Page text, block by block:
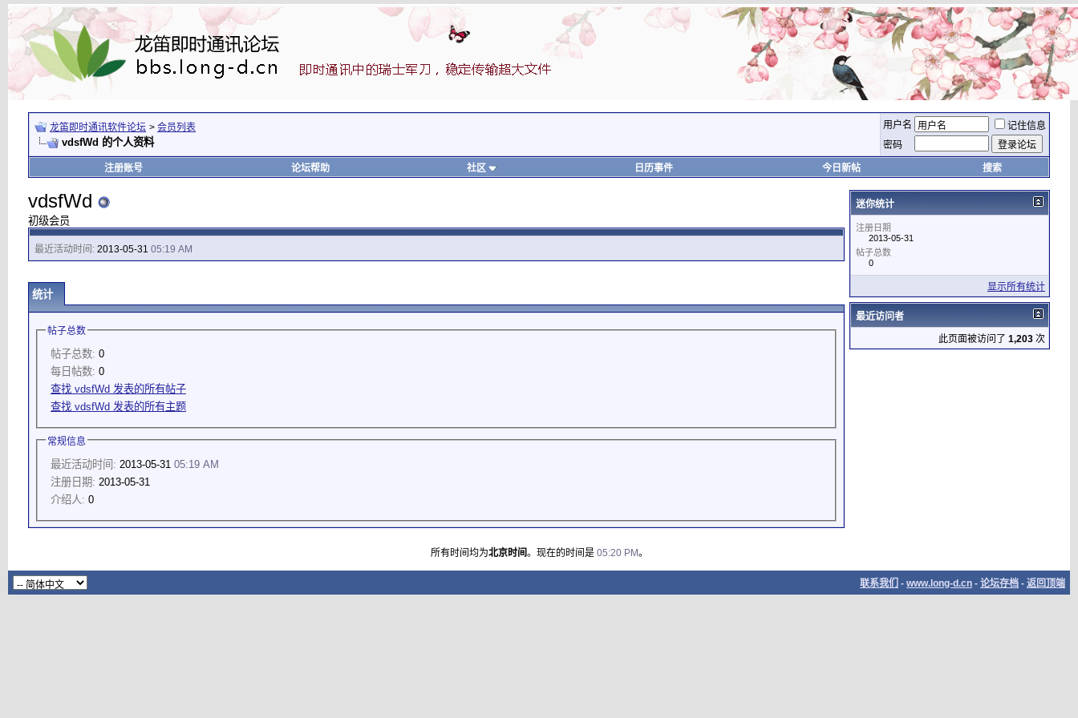
龙笛即时通讯软件论坛 > 会员列表
vdsfWd 的个人资料
用户名
记住信息
密码
注册账号 论坛帮助 社区 日历事件 今日新帖 搜索
vdsfWd
初级会员
最近活动时间: 2013-05-31 05:19 AM
统计
帖子总数
帖子总数: 0
每日帖数: 0
查找 vdsfWd 发表的所有帖子
查找 vdsfWd 发表的所有主题
常规信息
最近活动时间: 2013-05-31 05:19 AM
注册日期: 2013-05-31
介绍人: 0
迷你统计
注册日期
2013-05-31
帖子总数
0
显示所有统计
最近访问者
此页面被访问了 1,203 次
所有时间均为北京时间。现在的时间是 05:20 PM。
联系我们 - www.long-d.cn - 论坛存档 - 返回顶端